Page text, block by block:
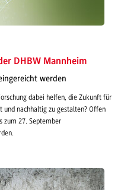
DHBW Mannheim
werden
dabei helfen, die Zukunft für
und nachhaltig zu gestalten? Offen
zum 27. September